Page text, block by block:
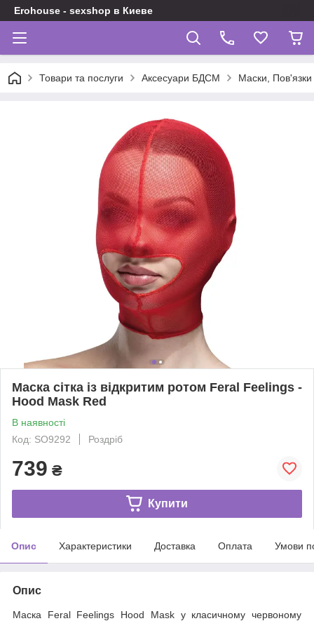
Erohouse - sexshop в Киеве
Товари та послуги Аксесуари БДСМ Маски, Пов'язки
Маска сітка із відкритим ротом Feral Feelings -
Hood Mask Red
В наявності
Код: SO9292
Роздріб
739 ₴
Купити
Опис Характеристики Доставка Оплата Умови
Опис
Маска Feral Feelings Hood Mask у класичному червоному